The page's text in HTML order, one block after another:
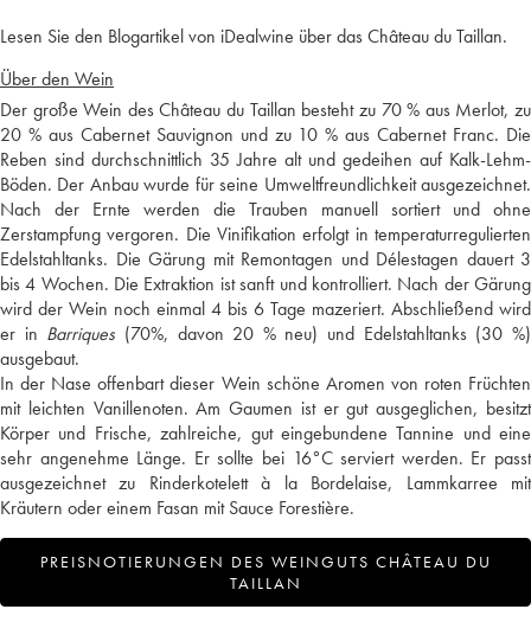
Lesen Sie den Blogartikel von iDealwine über das Château du Taillan.
Über den Wein
Der große Wein des Château du Taillan besteht zu 70 % aus Merlot, zu
20 % aus Cabernet Sauvignon und zu 10 % aus Cabernet Franc. Die
Reben sind durchschnittlich 35 Jahre alt und gedeihen auf Kalk-Lehm-
Böden. Der Anbau wurde für seine Umweltfreundlichkeit ausgezeichnet.
Nach der Ernte werden die Trauben manuell sortiert und ohne
Zerstampfung vergoren. Die Vinifikation erfolgt in temperaturregulierten
Edelstahltanks. Die Gärung mit Remontagen und Délestagen dauert 3
bis 4 Wochen. Die Extraktion ist sanft und kontrolliert. Nach der Gärung
wird der Wein noch einmal 4 bis 6 Tage mazeriert. Abschließend wird
er in Barriques (70%, davon 20 % neu) und Edelstahltanks (30 %)
ausgebaut.
In der Nase offenbart dieser Wein schöne Aromen von roten Früchten
mit leichten Vanillenoten. Am Gaumen ist er gut ausgeglichen, besitzt
Körper und Frische, zahlreiche, gut eingebundene Tannine und eine
sehr angenehme Länge. Er sollte bei 16°C serviert werden. Er passt
ausgezeichnet zu Rinderkotelett à la Bordelaise, Lammkarree mit
Kräutern oder einem Fasan mit Sauce Forestière.
PREISNOTIERUNGEN DES WEINGUTS CHÂTEAU DU
TAILLAN